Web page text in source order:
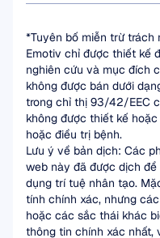
*Tuyên bố miễn trừ trách
Emotiv chỉ được thiết kế
nghiên cứu và mục đích
không được bán dưới
trong chỉ thị 93/42/EEC
không được thiết kế
hoặc điều trị bệnh.
Lưu ý về bản dịch: Các
web này đã được dịch
dụng trí tuệ nhân tạo.
tính chính xác, nhưng
hoặc các sắc thái khác
thông tin chính xác nhất,